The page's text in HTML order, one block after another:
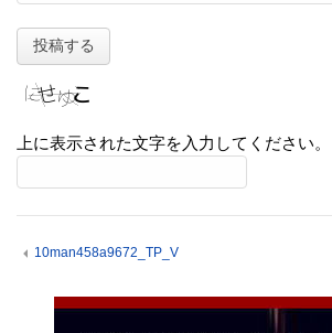
上に表示された文字を入力してください。
10man458a9672_TP_V